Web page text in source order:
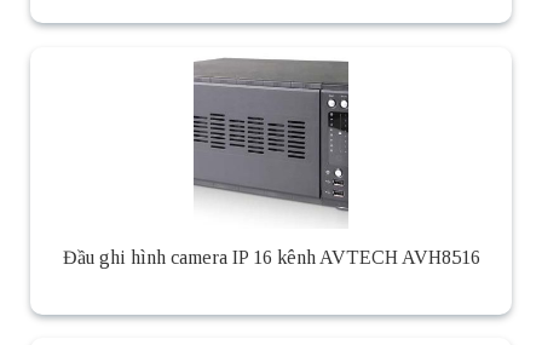
Đầu ghi hình camera IP 16 kênh AVTECH AVH8516